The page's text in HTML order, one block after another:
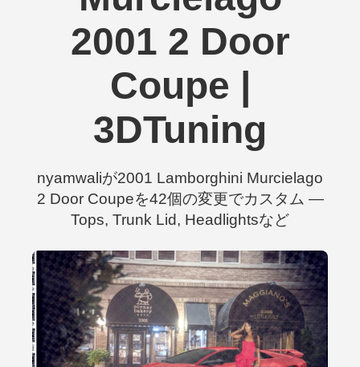
2001 2 Door
Coupe |
3DTuning
nyamwaliが2001 Lamborghini Murcielago
2 Door Coupeを42個の変更でカスタム —
Tops, Trunk Lid, Headlightsなど